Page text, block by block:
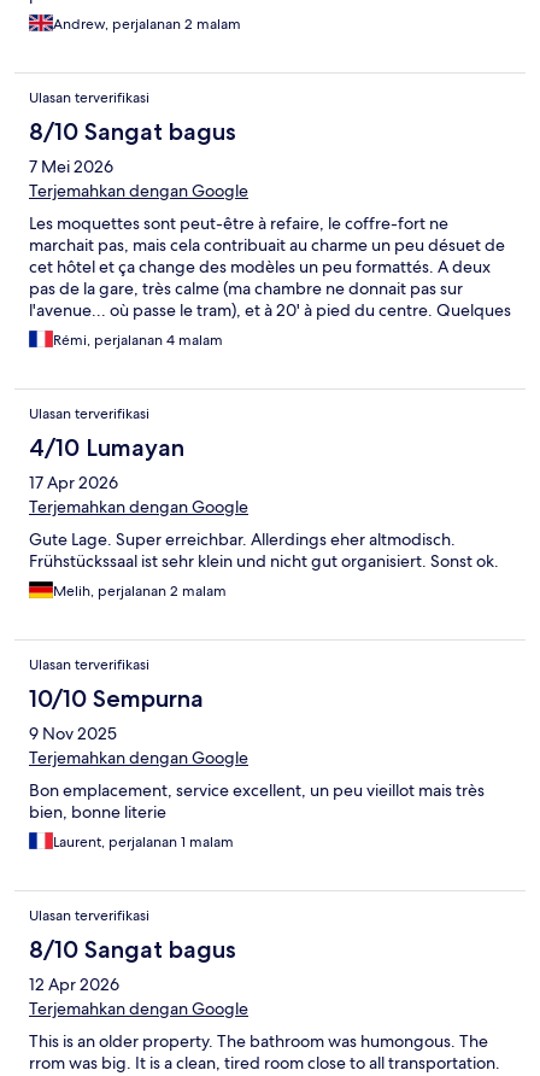
Andrew, perjalanan 2 malam
Ulasan terverifikasi
8/10 Sangat bagus
7 Mei 2026
Terjemahkan dengan Google
Les moquettes sont peut-être à refaire, le coffre-fort ne
marchait pas, mais cela contribuait au charme un peu désuet de
cet hôtel et ça change des modèles un peu formattés. A deux
pas de la gare, très calme (ma chambre ne donnait pas sur
l'avenue... où passe le tram), et à 20' à pied du centre. Quelques
endroits sympas pour manger dans le quartier qui est paisible.
Rémi, perjalanan 4 malam
Ulasan terverifikasi
4/10 Lumayan
17 Apr 2026
Terjemahkan dengan Google
Gute Lage. Super erreichbar. Allerdings eher altmodisch.
Frühstückssaal ist sehr klein und nicht gut organisiert. Sonst ok.
Melih, perjalanan 2 malam
Ulasan terverifikasi
10/10 Sempurna
9 Nov 2025
Terjemahkan dengan Google
Bon emplacement, service excellent, un peu vieillot mais très
bien, bonne literie
Laurent, perjalanan 1 malam
Ulasan terverifikasi
8/10 Sangat bagus
12 Apr 2026
Terjemahkan dengan Google
This is an older property. The bathroom was humongous. The
rrom was big. It is a clean, tired room close to all transportation.